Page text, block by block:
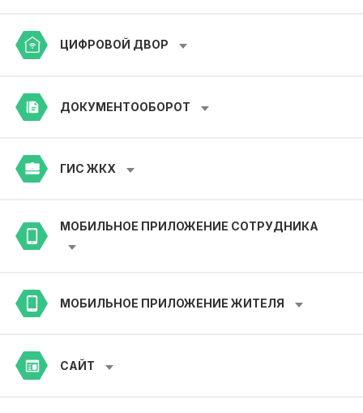
ЦИФРОВОЙ ДВОР
ДОКУМЕНТООБОРОТ
ГИС ЖКХ
МОБИЛЬНОЕ ПРИЛОЖЕНИЕ СОТРУДНИКА
МОБИЛЬНОЕ ПРИЛОЖЕНИЕ ЖИТЕЛЯ
САЙТ